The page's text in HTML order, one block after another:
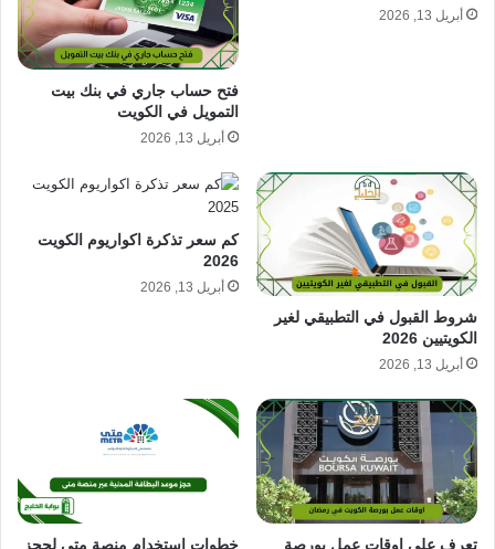
أبريل 13, 2026
فتح حساب جاري في بنك بيت
التمويل في الكويت
أبريل 13, 2026
شروط القبول في التطبيقي لغير
الكويتيين 2026
أبريل 13, 2026
كم سعر تذكرة اكواريوم الكويت
2026
أبريل 13, 2026
تعرف على اوقات عمل بورصة
خطوات استخدام منصة متى لحجز